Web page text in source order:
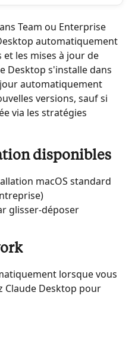
Team ou Enterprise
automatiquement
les mises à jour de
Desktop s'installe dans
automatiquement
versions, sauf si
via les stratégies
disponibles
macOS standard
glisser-déposer
lorsque vous
Claude Desktop pour